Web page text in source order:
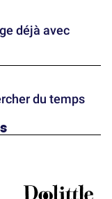
déjà avec
du temps